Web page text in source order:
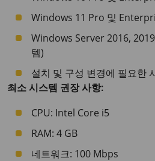
Windows 11 Pro 및
Windows Server 2016,
템)
설치 및 구성 변경에 필요한
최소 시스템 권장 사항:
CPU: Intel Core i5
RAM: 4 GB
네트워크: 100 Mbps